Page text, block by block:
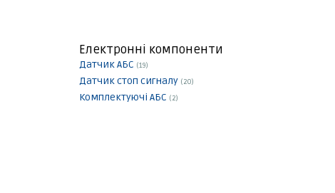
Електронні компоненти
Датчик АБС (19)
Датчик стоп сигналу (20)
Комплектуючі АБС (2)